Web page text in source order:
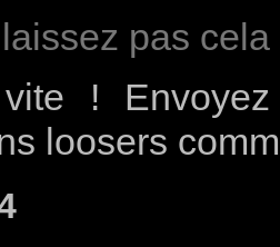
pas
!
loosers